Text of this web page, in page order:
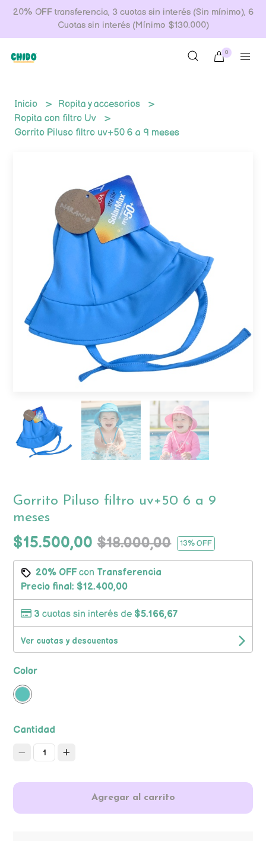
20% OFF transferencia, 3 cuotas sin interés (Sin mínimo), 6
Cuotas sin interés (Mínimo $130.000)
0
Inicio
Ropita y accesorios
Ropita con filtro Uv
Gorrito Piluso filtro uv+50 6 a 9 meses
Gorrito Piluso filtro uv+50 6 a 9
meses
$15.500,00$18.000,00 13% OFF
20% OFFcon Transferencia
Precio final: $12.400,00
3 cuotas sin interés de $5.166,67
Ver cuotas y descuentos
Color
Cantidad
1
Agregar al carrito